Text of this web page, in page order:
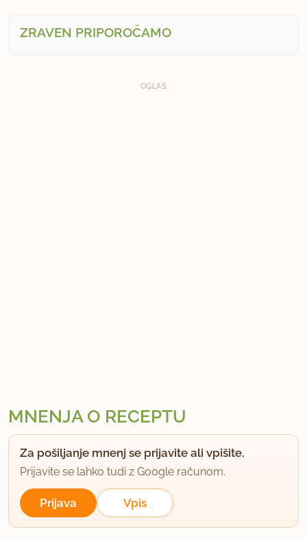
ZRAVEN PRIPOROČAMO
OGLAS
MNENJA O RECEPTU
Za pošiljanje mnenj se prijavite ali vpišite.
Prijavite se lahko tudi z Google računom.
Prijava Vpis